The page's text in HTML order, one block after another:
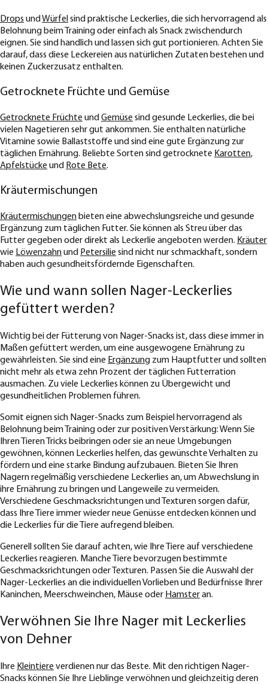
Drops und Würfel sind praktische Leckerlies, die sich hervorragend als
Belohnung beim Training oder einfach als Snack zwischendurch
eignen. Sie sind handlich und lassen sich gut portionieren. Achten Sie
darauf, dass diese Leckereien aus natürlichen Zutaten bestehen und
keinen Zuckerzusatz enthalten.
Getrocknete Früchte und Gemüse
Getrocknete Früchte und Gemüse sind gesunde Leckerlies, die bei
vielen Nagetieren sehr gut ankommen. Sie enthalten natürliche
Vitamine sowie Ballaststoffe und sind eine gute Ergänzung zur
täglichen Ernährung. Beliebte Sorten sind getrocknete Karotten,
Apfelstücke und Rote Bete.
Kräutermischungen
Kräutermischungen bieten eine abwechslungsreiche und gesunde
Ergänzung zum täglichen Futter. Sie können als Streu über das
Futter gegeben oder direkt als Leckerlie angeboten werden. Kräuter
wie Löwenzahnund Petersilie sind nicht nur schmackhaft, sondern
haben auch gesundheitsfördernde Eigenschaften.
Wie und wann sollen Nager-Leckerlies
gefüttert werden?
Wichtig bei der Fütterung von Nager-Snacks ist, dass diese immer in
Maßen gefüttert werden, um eine ausgewogene Ernährung zu
gewährleisten. Sie sind eine Ergänzung zum Hauptfutter und sollten
nicht mehr als etwa zehn Prozent der täglichen Futterration
ausmachen. Zu viele Leckerlies können zu Übergewicht und
gesundheitlichen Problemen führen.
Somit eignen sich Nager-Snacks zum Beispiel hervorragend als
Belohnung beim Training oder zur positiven Verstärkung: Wenn Sie
Ihren Tieren Tricks beibringen oder sie an neue Umgebungen
gewöhnen, können Leckerlies helfen, das gewünschte Verhalten zu
fördern und eine starke Bindung aufzubauen. Bieten Sie Ihren
Nagern regelmäßig verschiedene Leckerlies an, um Abwechslung in
ihre Ernährung zu bringen und Langeweile zu vermeiden.
Verschiedene Geschmacksrichtungen und Texturen sorgen dafür,
dass Ihre Tiere immer wieder neue Genüsse entdecken können und
die Leckerlies für die Tiere aufregend bleiben.
Generell sollten Sie darauf achten, wie Ihre Tiere auf verschiedene
Leckerlies reagieren. Manche Tiere bevorzugen bestimmte
Geschmacksrichtungen oder Texturen. Passen Sie die Auswahl der
Nager-Leckerlies an die individuellen Vorlieben und Bedürfnisse Ihrer
Kaninchen, Meerschweinchen, Mäuse oder Hamsteran.
Verwöhnen Sie Ihre Nager mit Leckerlies
von Dehner
Ihre Kleintiere verdienen nur das Beste. Mit den richtigen Nager-
Snacks können Sie Ihre Lieblinge verwöhnen und gleichzeitig deren